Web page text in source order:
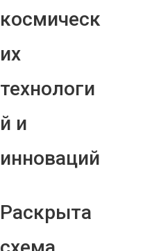
космическ
их
технологи
й и
инноваций
Раскрыта